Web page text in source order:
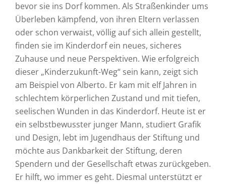
bevor sie ins Dorf kommen. Als Straßenkinder ums
Überleben kämpfend, von ihren Eltern verlassen
oder schon verwaist, völlig auf sich allein gestellt,
finden sie im Kinderdorf ein neues, sicheres
Zuhause und neue Perspektiven. Wie erfolgreich
dieser „Kinderzukunft-Weg“ sein kann, zeigt sich
am Beispiel von Alberto. Er kam mit elf Jahren in
schlechtem körperlichen Zustand und mit tiefen,
seelischen Wunden in das Kinderdorf. Heute ist er
ein selbstbewusster junger Mann, studiert Grafik
und Design, lebt im Jugendhaus der Stiftung und
möchte aus Dankbarkeit der Stiftung, deren
Spendern und der Gesellschaft etwas zurückgeben.
Er hilft, wo immer es geht. Diesmal unterstützt er